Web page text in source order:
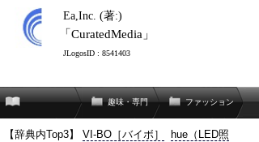
Ea,Inc. (著:)
「CuratedMedia」
JLogosID : 8541403
趣味・専門 ファッション
【辞典内Top3】 VI-BO［バイボ］
hue（LED照